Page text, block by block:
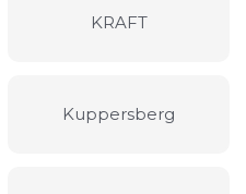
KRAFT
Kuppersberg